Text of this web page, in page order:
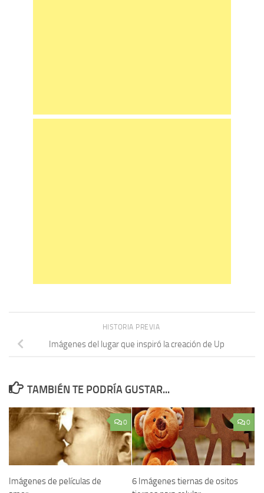
HISTORIA PREVIA
Imágenes del lugar que inspiró la creación de Up
TAMBIÉN TE PODRÍA GUSTAR...
0
Imágenes de películas de
0
6 Imágenes tiernas de ositos